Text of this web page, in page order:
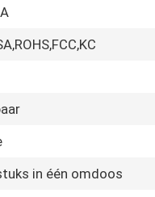
in één omdoos